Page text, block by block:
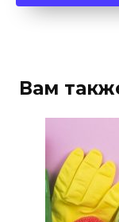
Вам